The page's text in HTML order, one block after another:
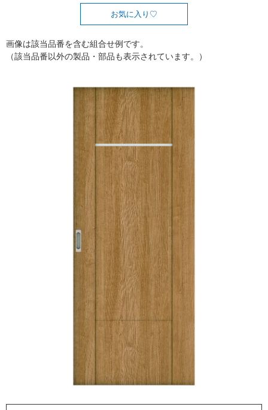
お気に入り
画像は該当品番を含む組合せ例です。
（該当品番以外の製品・部品も表示されています。）